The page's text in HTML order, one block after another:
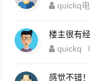
quickq
楼主很有
quickq
感觉不错